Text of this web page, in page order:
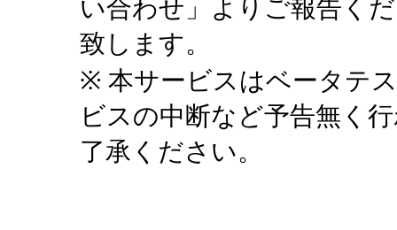
い合わせ」よりご報告く
致します。
※ 本サービスはベータテ
ビスの中断など予告無く
了承ください。